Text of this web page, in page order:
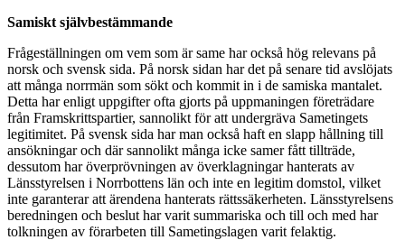
Samiskt självbestämmande
Frågeställningen om vem som är same har också hög relevans på
norsk och svensk sida. På norsk sidan har det på senare tid avslöjats
att många norrmän som sökt och kommit in i de samiska mantalet.
Detta har enligt uppgifter ofta gjorts på uppmaningen företrädare
från Framskrittspartier, sannolikt för att undergräva Sametingets
legitimitet. På svensk sida har man också haft en slapp hållning till
ansökningar och där sannolikt många icke samer fått tillträde,
dessutom har överprövningen av överklagningar hanterats av
Länsstyrelsen i Norrbottens län och inte en legitim domstol, vilket
inte garanterar att ärendena hanterats rättssäkerheten. Länsstyrelsens
beredningen och beslut har varit summariska och till och med har
tolkningen av förarbeten till Sametingslagen varit felaktig.